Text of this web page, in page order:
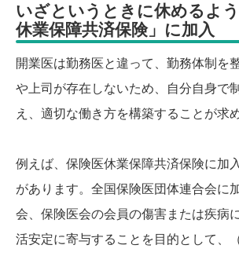
いざというときに休めるよ
休業保障共済保険」に加入
開業医は勤務医と違って、勤務体制を
や上司が存在しないため、自分自身で
え、適切な働き方を構築することが求
例えば、保険医休業保障共済保険に加
があります。全国保険医団体連合会に
会、保険医会の会員の傷害または疾病
活安定に寄与することを目的として、